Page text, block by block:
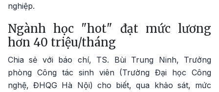
nghiệp.
Ngành học "hot" đạt mức lương
hơn 40 triệu/tháng
Chia sẻ với báo chí, TS. Bùi Trung Ninh, Trưởng
phòng Công tác sinh viên (Trường Đại học Công
nghệ, ĐHQG Hà Nội) cho biết, qua khảo sát, mức